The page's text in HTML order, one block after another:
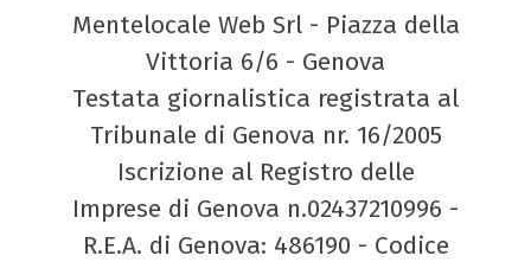
Mentelocale Web Srl - Piazza della
Vittoria 6/6 - Genova
Testata giornalistica registrata al
Tribunale di Genova nr. 16/2005
Iscrizione al Registro delle
Imprese di Genova n.02437210996 -
R.E.A. di Genova: 486190 - Codice